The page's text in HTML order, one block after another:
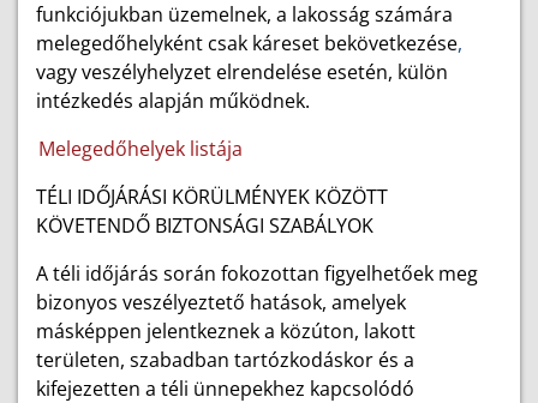
funkciójukban üzemelnek, a lakosság számára
melegedőhelyként csak káreset bekövetkezése,
vagy veszélyhelyzet elrendelése esetén, külön
intézkedés alapján működnek.
Melegedőhelyek listája
TÉLI IDŐJÁRÁSI KÖRÜLMÉNYEK KÖZÖTT
KÖVETENDŐ BIZTONSÁGI SZABÁLYOK
A téli időjárás során fokozottan figyelhetőek meg
bizonyos veszélyeztető hatások, amelyek
másképpen jelentkeznek a közúton, lakott
területen, szabadban tartózkodáskor és a
kifejezetten a téli ünnepekhez kapcsolódó